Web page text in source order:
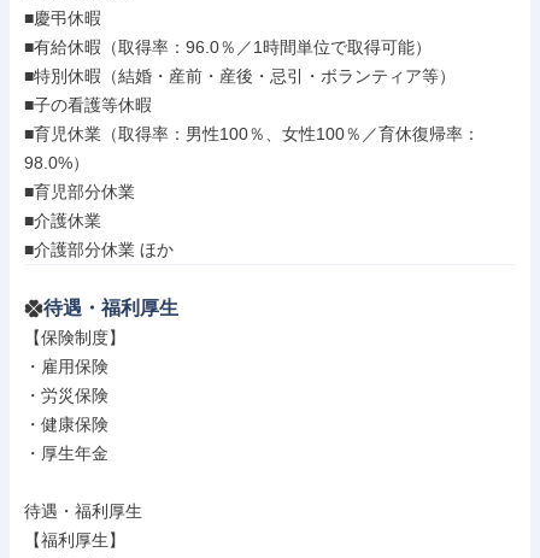
■慶弔休暇
■有給休暇（取得率：96.0％／1時間単位で取得可能）
■特別休暇（結婚・産前・産後・忌引・ボランティア等）
■子の看護等休暇
■育児休業（取得率：男性100％、女性100％／育休復帰率：
98.0%）
■育児部分休業
■介護休業
■介護部分休業 ほか
待遇・福利厚生
【保険制度】
・雇用保険
・労災保険
・健康保険
・厚生年金
待遇・福利厚生
【福利厚生】